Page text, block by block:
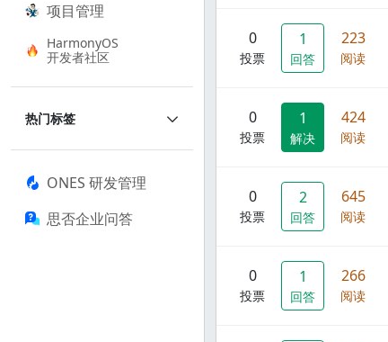
项目管理
HarmonyOS
开发者社区
热门标签
ONES 研发管理
思否企业问答
0
投票
1
回答
223
阅读
0
投票
1
解决
424
阅读
0
投票
2
回答
645
阅读
0
投票
1
回答
266
阅读